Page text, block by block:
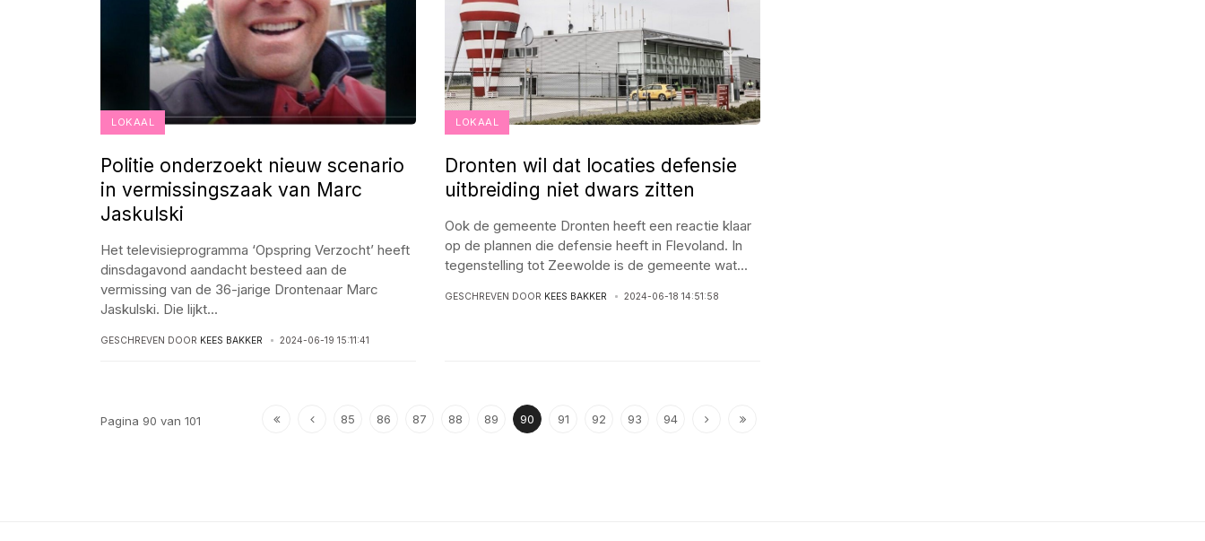
LOKAAL
Politie onderzoekt nieuw scenario
in vermissingszaak van Marc
Jaskulski
Het televisieprogramma ‘Opspring Verzocht’ heeft
dinsdagavond aandacht besteed aan de
vermissing van de 36-jarige Drontenaar Marc
Jaskulski. Die lijkt...
GESCHREVEN DOOR KEES BAKKER 2024-06-19 15:11:41
LOKAAL
Dronten wil dat locaties defensie
uitbreiding niet dwars zitten
Ook de gemeente Dronten heeft een reactie klaar
op de plannen die defensie heeft in Flevoland. In
tegenstelling tot Zeewolde is de gemeente wat...
GESCHREVEN DOOR KEES BAKKER 2024-06-18 14:51:58
85 86 87 88 89 90 91 92 93 94
Pagina 90 van 101